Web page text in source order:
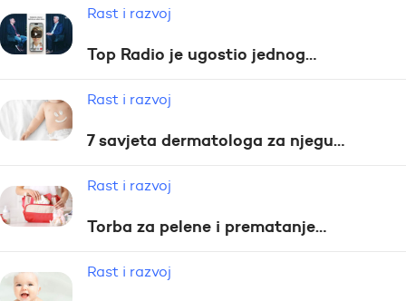
Rast i razvoj
Top Radio je ugostio jednog…
Rast i razvoj
7 savjeta dermatologa za njegu…
Rast i razvoj
Torba za pelene i prematanje…
Rast i razvoj